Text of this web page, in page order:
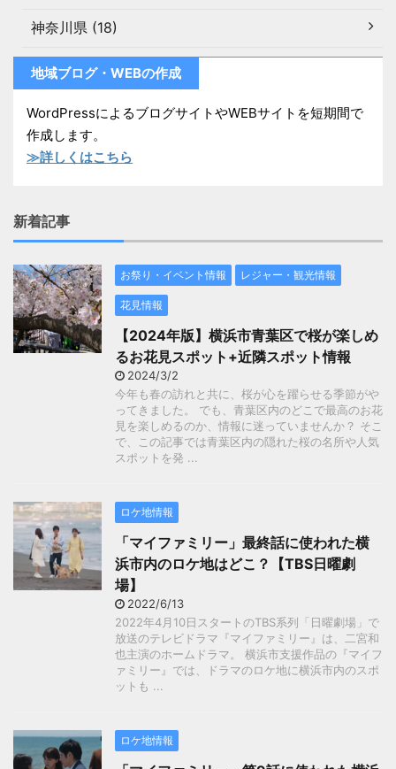
神奈川県 (18)
地域ブログ・WEBの作成
WordPressによるブログサイトやWEBサイトを短期間で
作成します。
≫詳しくはこちら
新着記事
お祭り・イベント情報 レジャー・観光情報
花見情報
【2024年版】横浜市青葉区で桜が楽しめ
るお花見スポット+近隣スポット情報
2024/3/2
今年も春の訪れと共に、桜が心を躍らせる季節がや
ってきました。 でも、青葉区内のどこで最高のお花
見を楽しめるのか、情報に迷っていませんか？ そこ
で、この記事では青葉区内の隠れた桜の名所や人気
スポットを発 ...
ロケ地情報
「マイファミリー」最終話に使われた横
浜市内のロケ地はどこ？【TBS日曜劇
場】
2022/6/13
2022年4月10日スタートのTBS系列「日曜劇場」で
放送のテレビドラマ『マイファミリー』は、二宮和
也主演のホームドラマ。 横浜市支援作品の『マイフ
ァミリー』では、ドラマのロケ地に横浜市内のスポ
ットも ...
ロケ地情報